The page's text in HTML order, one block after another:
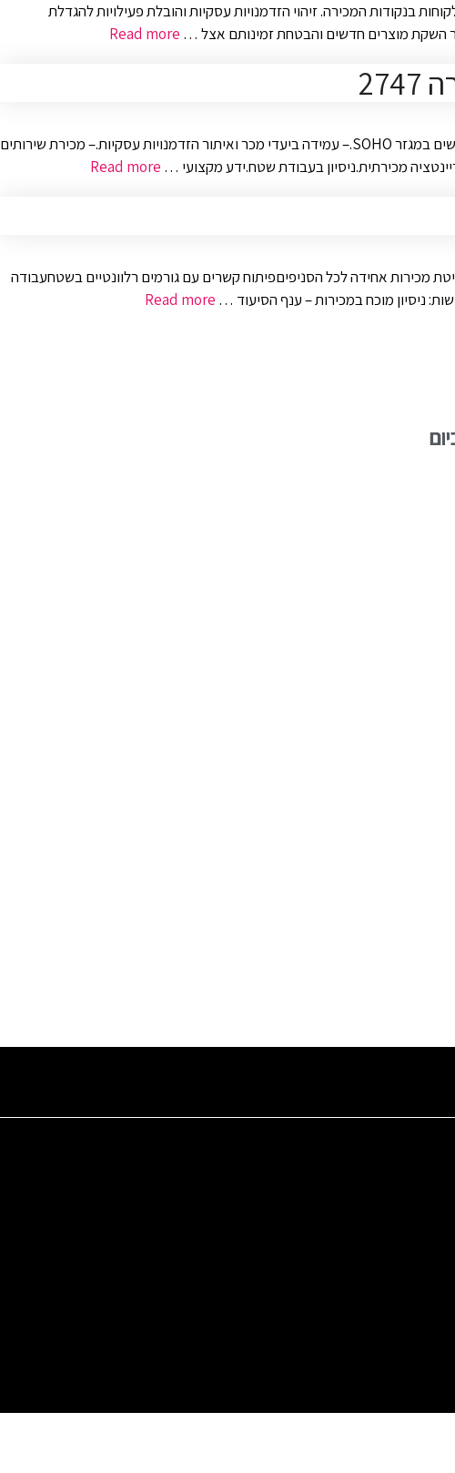
בנקודות המכירה. זיהוי הזדמנויות עסקיות והובלת פעילויות להגדלת
השקת מוצרים חדשים והבטחת זמינותם אצל … Read more
לא אוהב/ת לשבת במשרד? מעוניין/ת ברכב צמוד? יש לנו משרה מעולה בשבילך!– משרת שטח, תפקיד מאתגר הכולל איתור וגיוס עסקים חדשים במגזר SOHO.– עמידה ביעדי מכר ואיתור הזדמנויות עסקיות.– מכירת שירותים
מכירתית.ניסיון בעבודת שטח.ידע מקצועי … Read more
שיטת מכירות אחידה לכל הסניפיםפיתוח קשרים עם גורמים רלוונטיים בשטחעבודה
ניסיון מוכח במכירות – ענף הסיעוד … Read more